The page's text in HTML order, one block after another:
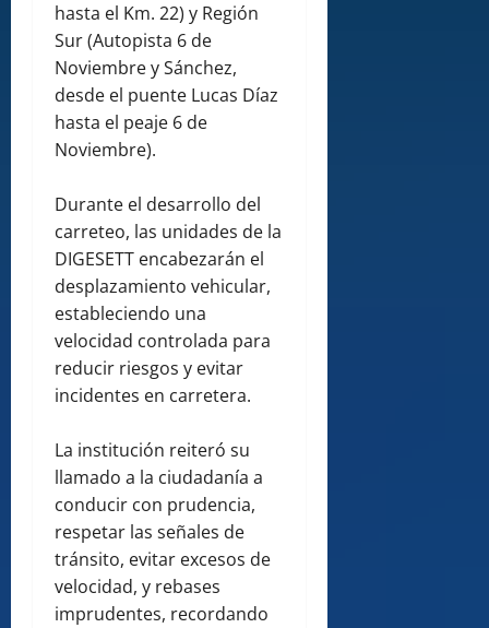
hasta el Km. 22) y Región
Sur (Autopista 6 de
Noviembre y Sánchez,
desde el puente Lucas Díaz
hasta el peaje 6 de
Noviembre).
Durante el desarrollo del
carreteo, las unidades de la
DIGESETT encabezarán el
desplazamiento vehicular,
estableciendo una
velocidad controlada para
reducir riesgos y evitar
incidentes en carretera.
La institución reiteró su
llamado a la ciudadanía a
conducir con prudencia,
respetar las señales de
tránsito, evitar excesos de
velocidad, y rebases
imprudentes, recordando